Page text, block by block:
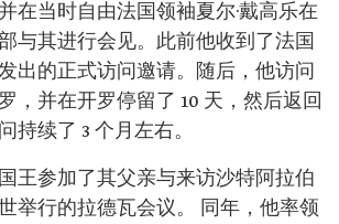
在当时自由法国领袖夏尔·戴高乐在
与其进行会见。此前他收到了法国
出的正式访问邀请。随后，他访问
，并在开罗停留了 10 天，然后返回
持续了 3 个月左右。
王参加了其父亲与来访沙特阿拉伯
举行的拉德瓦会议。 同年，他率领